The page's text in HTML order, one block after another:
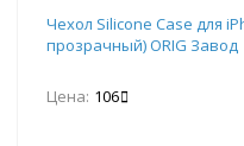
Чехол Silicone Case для
прозрачный) ORIG Завод
Цена: 106